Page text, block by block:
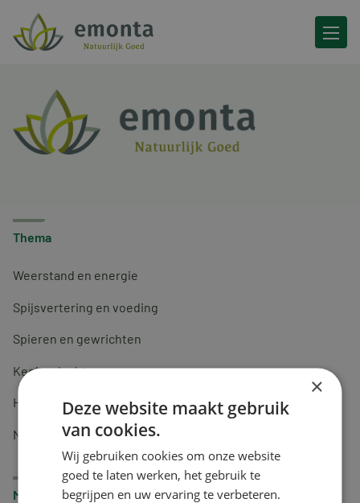
Ga naar de inhoud
Thema
Weerstand en energie
Spijsvertering en voeding
Spieren en gewrichten
Keel en luchtwegen
Huidverzorging
Nachtrust
Merken
×
Deze website maakt gebruik
van cookies.
Wij gebruiken cookies om onze website
goed te laten werken, het gebruik te
begrijpen en uw ervaring te verbeteren.